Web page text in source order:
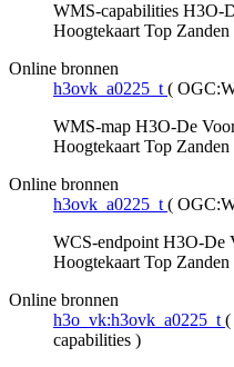
WMS-capabilities H3O-
Hoogtekaart Top
Online bronnen
h3ovk_a0225_t (
WMS-map H3O-De
Hoogtekaart Top
Online bronnen
h3ovk_a0225_t (
WCS-endpoint H3O-De
Hoogtekaart Top
Online bronnen
h3o_vk:h3ovk_a0225_t (
capabilities )